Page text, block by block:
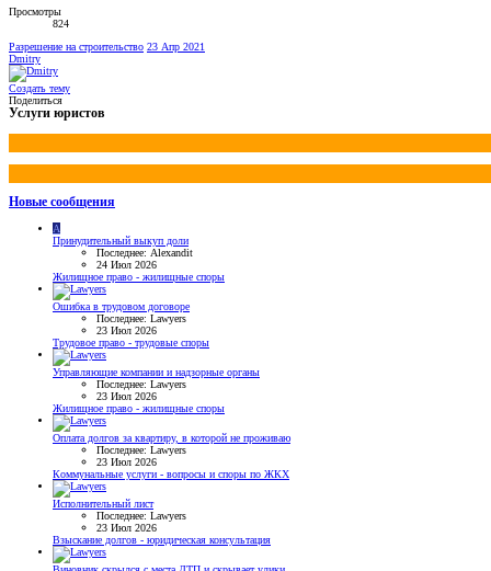
Просмотры
824
Разрешение на строительство 23 Апр 2021
Dmitry
Создать тему
Поделиться
Услуги юристов
Новые сообщения
A
Принудительный выкуп доли
Последнее: Alexandit
24 Июл 2026
Жилищное право - жилищные споры
Ошибка в трудовом договоре
Последнее: Lawyers
23 Июл 2026
Трудовое право - трудовые споры
Управляющие компании и надзорные органы
Последнее: Lawyers
23 Июл 2026
Жилищное право - жилищные споры
Оплата долгов за квартиру, в которой не проживаю
Последнее: Lawyers
23 Июл 2026
Коммунальные услуги - вопросы и споры по ЖКХ
Исполнительный лист
Последнее: Lawyers
23 Июл 2026
Взыскание долгов - юридическая консультация